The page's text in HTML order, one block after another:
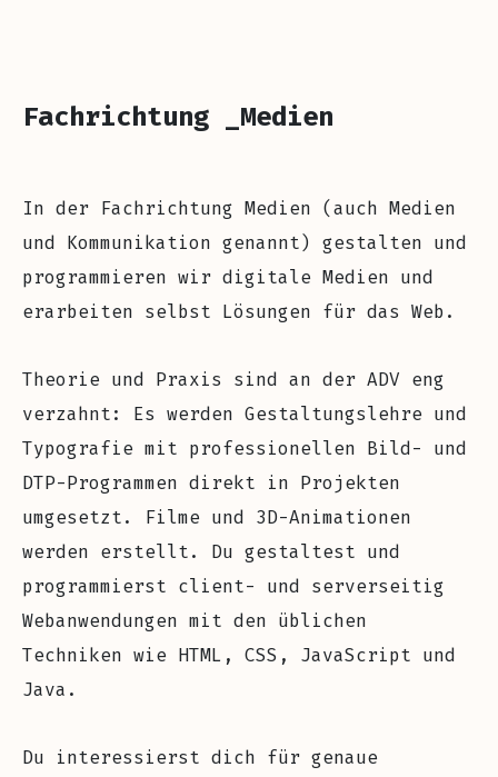
Fachrichtung _Medien
In der Fachrichtung Medien (auch Medien
und Kommunikation genannt) gestalten und
programmieren wir digitale Medien und
erarbeiten selbst Lösungen für das Web.
Theorie und Praxis sind an der ADV eng
verzahnt: Es werden Gestaltungslehre und
Typografie mit professionellen Bild- und
DTP-Programmen direkt in Projekten
umgesetzt. Filme und 3D-Animationen
werden erstellt. Du gestaltest und
programmierst client- und serverseitig
Webanwendungen mit den üblichen
Techniken wie HTML, CSS, JavaScript und
Java.
Du interessierst dich für genaue